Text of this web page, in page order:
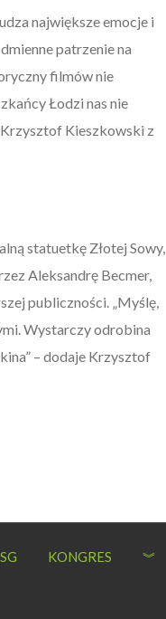
największe emocje i
patrzenie na
filmów nie
Łodzi nas nie
Kieszkowski z
statuetkę Złotej Sowy,
Aleksandrę Becmer,
publiczności. „Myślę,
Wystarczy odrobina
– dodaje Krzysztof
KONGRES ︾